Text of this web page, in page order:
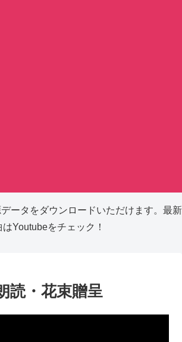
ータをダウンロードいただけます。最新
はYoutubeをチェック！
読・花束贈呈